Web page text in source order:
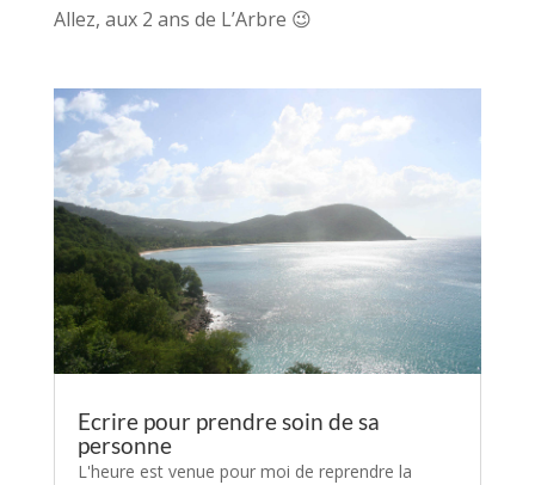
Allez, aux 2 ans de L’Arbre 😉
Ecrire pour prendre soin de sa
personne
L'heure est venue pour moi de reprendre la